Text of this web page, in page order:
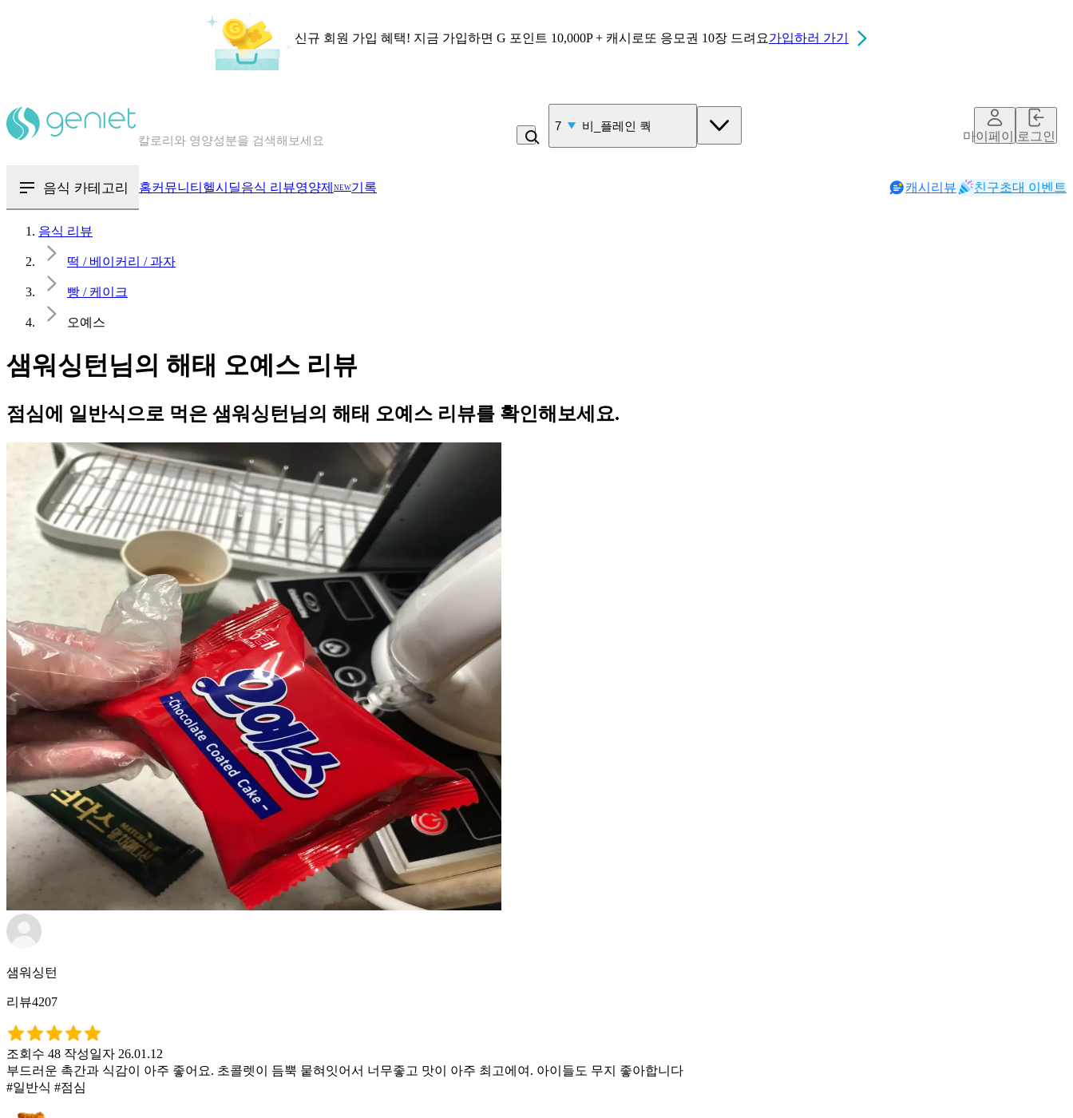
신규 회원 가입 혜택! 지금 가입하면 G 포인트 10,000P + 캐시로또 응모권 10장 드려요가입하러 가기
혈당 · 다이어트 음식 검색해보세요
7 비_플레인 쿽
마이페이지로그인
음식 카테고리 홈커뮤니티 헬시딜음식 리뷰영양제 NEW기록 캐시리뷰 친구초대 이벤트
음식 리뷰
떡 / 베이커리 / 과자
빵 / 케이크
오예스
샘워싱턴님의 해태 오예스 리뷰
점심에 일반식으로 먹은 샘워싱턴님의 해태 오예스 리뷰를 확인해보세요.
샘워싱턴
리뷰4207
조회수 48 작성일자 26.01.12
부드러운 촉간과 식감이 아주 좋어요. 초콜렛이 듬뿍 뭍혀잇어서 너무좋고 맛이 아주 최고에여. 아이들도 무지 좋아합니다
#일반식 #점심